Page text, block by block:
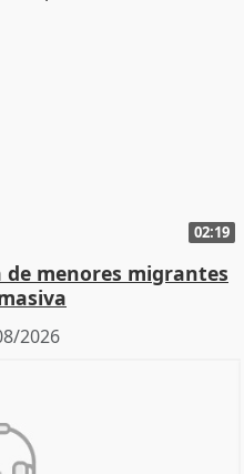
02:19
de menores migrantes
2026